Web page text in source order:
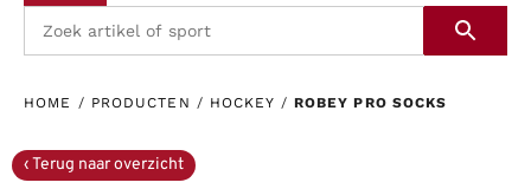
HOME / PRODUCTEN / HOCKEY / ROBEY PRO SOCKS